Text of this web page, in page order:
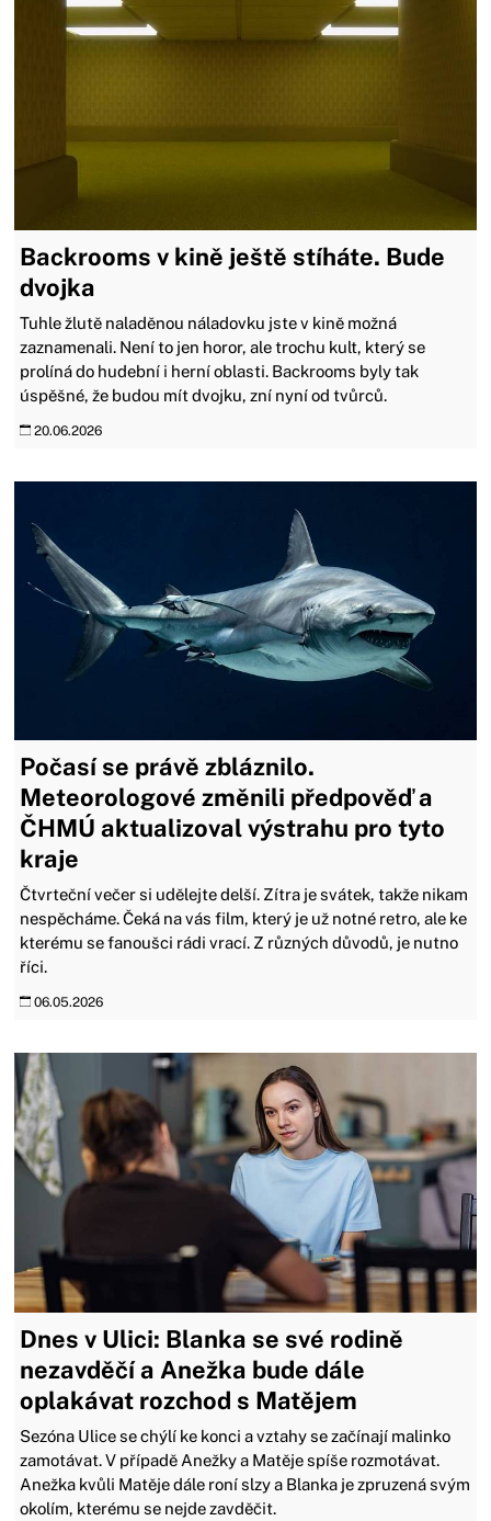
Backrooms v kině ještě stíháte. Bude
dvojka
Tuhle žlutě naladěnou náladovku jste v kině možná
zaznamenali. Není to jen horor, ale trochu kult, který se
prolíná do hudební i herní oblasti. Backrooms byly tak
úspěšné, že budou mít dvojku, zní nyní od tvůrců.
20.06.2026
Počasí se právě zbláznilo.
Meteorologové změnili předpověď a
ČHMÚ aktualizoval výstrahu pro tyto
kraje
Čtvrteční večer si udělejte delší. Zítra je svátek, takže nikam
nespěcháme. Čeká na vás film, který je už notné retro, ale ke
kterému se fanoušci rádi vrací. Z různých důvodů, je nutno
říci.
06.05.2026
Dnes v Ulici: Blanka se své rodině
nezavděčí a Anežka bude dále
oplakávat rozchod s Matějem
Sezóna Ulice se chýlí ke konci a vztahy se začínají malinko
zamotávat. V případě Anežky a Matěje spíše rozmotávat.
Anežka kvůli Matěje dále roní slzy a Blanka je zpruzená svým
okolím, kterému se nejde zavděčit.